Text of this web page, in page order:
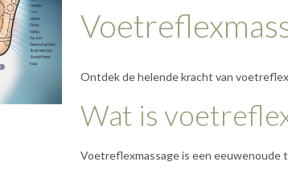
Ontdek de helende kracht van
Wat is
Voetreflexmassage is een